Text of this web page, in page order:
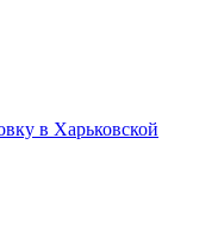
в Харьковской